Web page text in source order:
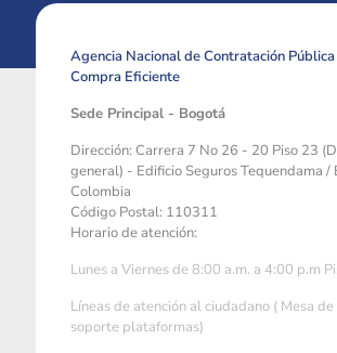
Agencia Nacional de Contratación
Compra Eficiente
Sede Principal - Bogotá
Dirección: Carrera 7 No 26 - 20 Piso 23
general) - Edificio Seguros Tequendama /
Colombia
Código Postal: 110311
Horario de atención:
Lunes a Viernes de 8:00 a.m. a 4:00 p.m
Líneas de atención al ciudadano ( Mesa
soporte plataformas)